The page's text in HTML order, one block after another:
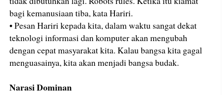
bagi kemanusiaan tiba, kata Hariri.
• Pesan Hariri kepada kita, dalam waktu sangat dekat
teknologi informasi dan komputer akan mengubah
dengan cepat masyarakat kita. Kalau bangsa kita gagal
menguasainya, kita akan menjadi bangsa budak.
Narasi Dominan